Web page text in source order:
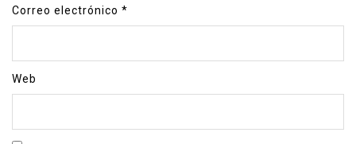
Correo electrónico *
Web